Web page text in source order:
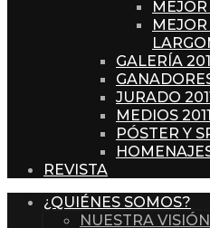
GALERÍA
JURADO
MEDIOS 2011
PÓSTER Y
REVISTA
¿QUIÉNES SOMOS?
NUESTRA VISIÓN